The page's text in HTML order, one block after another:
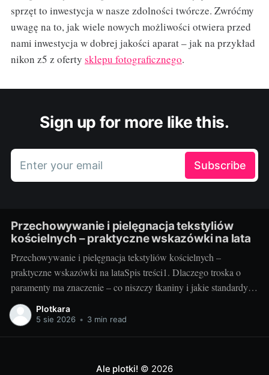
sprzęt to inwestycja w nasze zdolności twórcze. Zwróćmy
uwagę na to, jak wiele nowych możliwości otwiera przed
nami inwestycja w dobrej jakości aparat – jak na przykład
nikon z5 z oferty sklepu fotograficznego.
Sign up for more like this.
Enter your email Subscribe
Przechowywanie i pielęgnacja tekstyliów
kościelnych – praktyczne wskazówki na lata
Przechowywanie i pielęgnacja tekstyliów kościelnych –
praktyczne wskazówki na lataSpis treści1. Dlaczego troska o
paramenty ma znaczenie – co niszczy tkaniny i jakie standardy
warto przyjąć2. Jak przechowywać i pielęgnować – praktyka
krok po kroku3. Szybki plan na lata – checklisty, nawyki i
Plotkara
5 sie 2026 • 3 min read
Ale plotki! © 2026